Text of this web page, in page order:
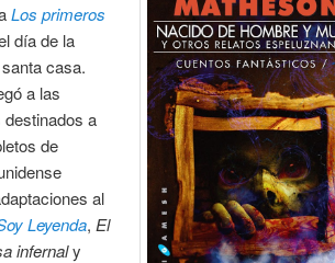
Los primeros
día de la
casa.
a las
a
de
al
Leyenda, El
infernaly